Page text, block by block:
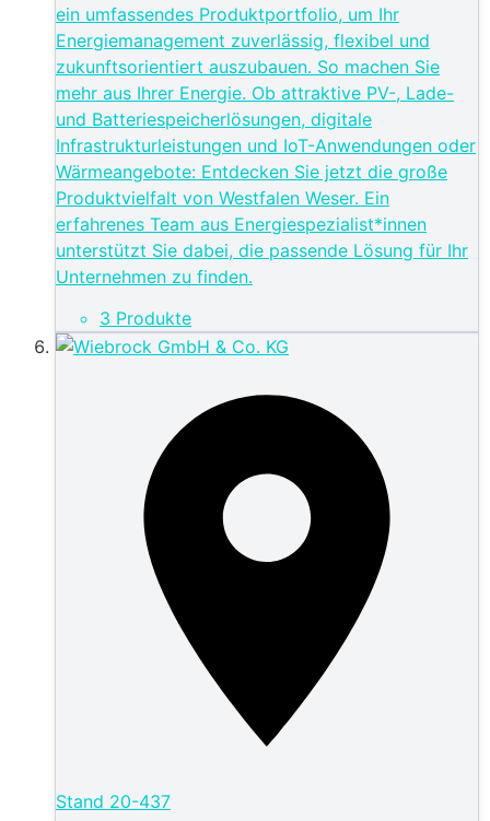
ein umfassendes Produktportfolio, um Ihr
Energiemanagement zuverlässig, flexibel und
zukunftsorientiert auszubauen. So machen Sie
mehr aus Ihrer Energie. Ob attraktive PV-, Lade-
und Batteriespeicherlösungen, digitale
Infrastrukturleistungen und IoT-Anwendungen oder
Wärmeangebote: Entdecken Sie jetzt die große
Produktvielfalt von Westfalen Weser. Ein
erfahrenes Team aus Energiespezialist*innen
unterstützt Sie dabei, die passende Lösung für Ihr
Unternehmen zu finden.
3 Produkte
Stand 20-437